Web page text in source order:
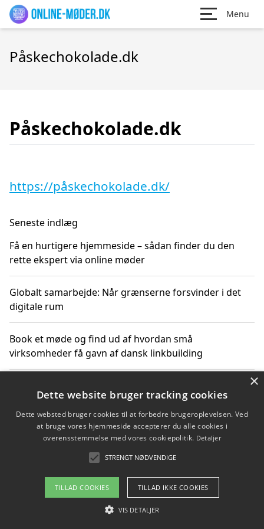
Menu
Påskechokolade.dk
Påskechokolade.dk
https://påskechokolade.dk/
Seneste indlæg
Få en hurtigere hjemmeside – sådan finder du den
rette ekspert via online møder
Globalt samarbejde: Når grænserne forsvinder i det
digitale rum
Book et møde og find ud af hvordan små
virksomheder få gavn af dansk linkbuilding
får du indgår et samarbejde
Hold et møde med en WordPress ekspert og vælg den
mest professionelle til at vedligeholde din løsning
Copyright 2026 - Pilanto Aps
Om / kontakt
×
Dette website bruger tracking cookies
Dette websted bruger cookies til at forbedre brugeroplevelsen. Ved
at bruge vores hjemmeside accepterer du alle cookies i
overensstemmelse med vores cookiepolitik. Detaljer
STRENGT NØDVENDIGE
TILLAD COOKIES TILLAD IKKE COOKIES
VIS DETALJER